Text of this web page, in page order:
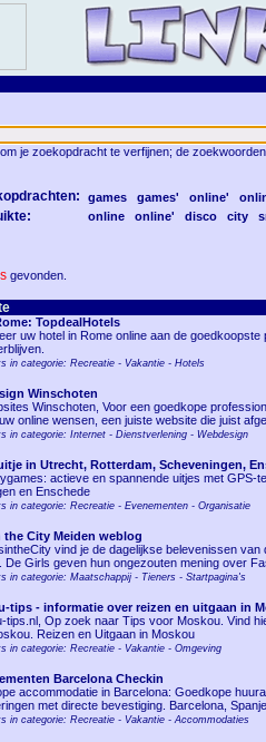
om je zoekopdracht te verfijnen; de
games games' online'
online online' disco city
gevonden.
TopdealHotels
uw hotel in Rome online aan de
in categorie: Recreatie - Vakantie - Hotels
Winschoten
Winschoten, Voor een goedkope
online wensen, een juiste website die juist
in categorie: Internet - Dienstverlening - Webdesign
in Utrecht, Rotterdam, Scheveningen,
actieve en spannende uitjes met
en Enschede
in categorie: Recreatie - Evenementen - Organisatie
the City Meiden weblog
vind je de dagelijkse belevenissen
De Girls geven hun ongezouten mening over
in categorie: Maatschappij - Tieners - Startpagina's
tips - informatie over reizen en uitgaan in
tips.nl, Op zoek naar Tips voor Moskou. Vind
Reizen en Uitgaan in Moskou
in categorie: Recreatie - Vakantie - Omgeving
Barcelona Checkin
accommodatie in Barcelona: Goedkope
met directe bevestiging. Barcelona,
in categorie: Recreatie - Vakantie - Accommodaties